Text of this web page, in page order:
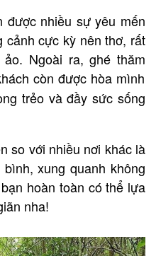
được nhiều sự yêu mến
cảnh cực kỳ nên thơ, rất
Ngoài ra, ghé thăm
còn được hòa mình
trẻo và đầy sức sống
so với nhiều nơi khác là
xung quanh không
hoàn toàn có thể lựa
nha!